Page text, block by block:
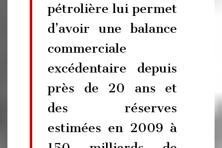
pétrolière lui permet
d’avoir une balance
commerciale
excédentaire depuis
près de 20 ans et
des réserves
estimées en 2009 à